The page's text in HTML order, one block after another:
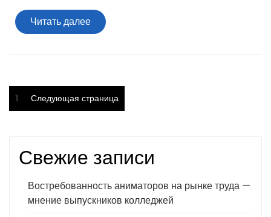
Читать далееЧитать
далее
Пагинация
записей
Страница
1 Следующая страница
Свежие записи
Востребованность аниматоров на рынке труда —
мнение выпускников колледжей